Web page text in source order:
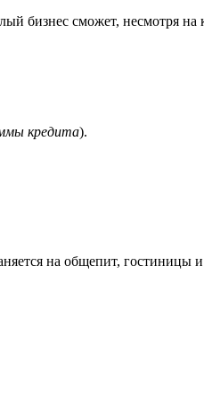
бизнес сможет, несмотря на
кредита).
на общепит, гостиницы